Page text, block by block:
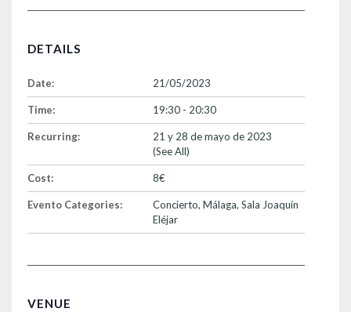
DETAILS
Date: 21/05/2023
Time: 19:30 - 20:30
Recurring:
21 y 28 de mayo de 2023
(See All)
Cost: 8€
Evento Categories: Concierto, Málaga, Sala Joaquín
Eléjar
VENUE